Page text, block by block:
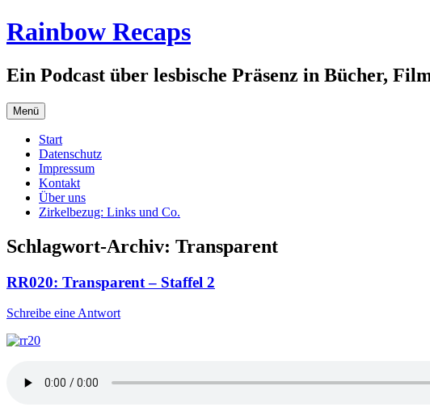
Zum
Inhalt
Rainbow Recaps
Ein Podcast über lesbische Präsenz in Bücher,
Menü
Start
Datenschutz
Impressum
Kontakt
Über uns
Zirkelbezug: Links und Co.
Schlagwort-Archiv: Transparent
RR020: Transparent – Staffel 2
Schreibe eine Antwort